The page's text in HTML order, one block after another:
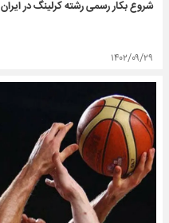
شروع بکار رسمی رشته کرلینگ در ایران
۱۴۰۲/۰۹/۲۹